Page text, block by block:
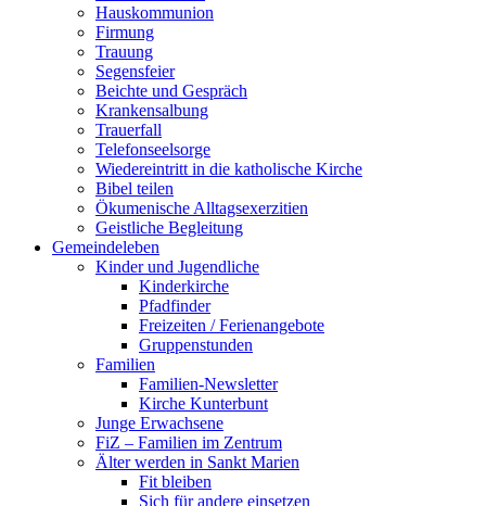
Hauskommunion
Firmung
Trauung
Segensfeier
Beichte und Gespräch
Krankensalbung
Trauerfall
Telefonseelsorge
Wiedereintritt in die katholische Kirche
Bibel teilen
Ökumenische Alltagsexerzitien
Geistliche Begleitung
Gemeindeleben
Kinder und Jugendliche
Kinderkirche
Pfadfinder
Freizeiten / Ferienangebote
Gruppenstunden
Familien
Familien-Newsletter
Kirche Kunterbunt
Junge Erwachsene
FiZ – Familien im Zentrum
Älter werden in Sankt Marien
Fit bleiben
Sich für andere einsetzen